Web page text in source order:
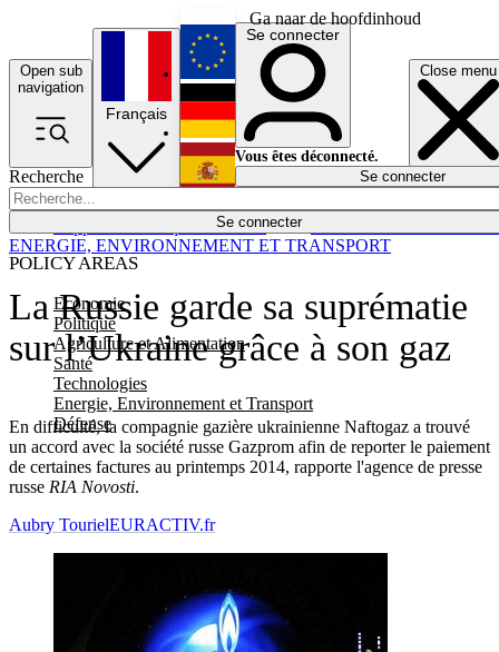
Ga naar de hoofdinhoud
Open sub
navigation
Close menu
Recherche
Se connecter
POLICY AREAS
Economie
Politique
Agriculture et Alimentation
Santé
Technologies
Energie, Environnement et Transport
Défense
Économie
Français
English
Deutsch
Español
Se connecter
Vous êtes déconnecté.
Se connecter
La Russie garde sa suprématie
sur l’Ukraine grâce à son gaz
En difficulté, la compagnie gazière ukrainienne Naftogaz a trouvé
un accord avec la société russe Gazprom afin de reporter le paiement
de certaines factures au printemps 2014, rapporte l'agence de presse
russe RIA Novosti.
ENERGIE, ENVIRONNEMENT ET TRANSPORT
Aubry TourielEURACTIV.fr